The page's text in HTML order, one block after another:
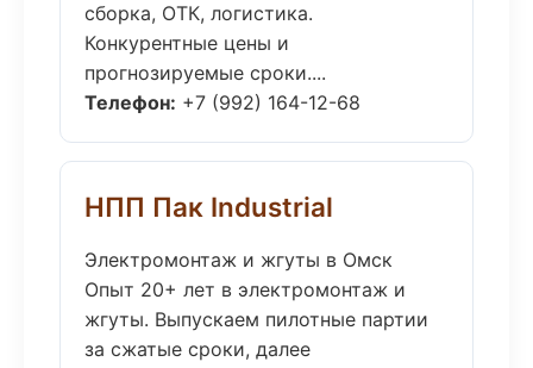
сборка, ОТК, логистика.
Конкурентные цены и
прогнозируемые сроки....
Телефон: +7 (992) 164-12-68
НПП Пак Industrial
Электромонтаж и жгуты в Омск
Опыт 20+ лет в электромонтаж и
жгуты. Выпускаем пилотные партии
за сжатые сроки, далее